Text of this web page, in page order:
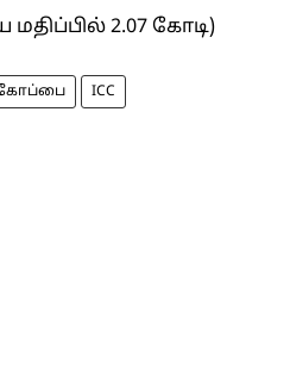
மதிப்பில் 2.07 கோடி)
கோப்பை ICC